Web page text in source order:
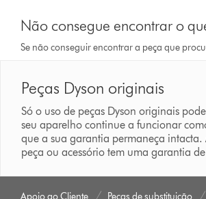
Não consegue encontrar o
Se não conseguir encontrar a peça que
Peças Dyson originais
Só o uso de peças Dyson originais
seu aparelho continue a funcionar
que a sua garantia permaneça intacta.
peça ou acessório tem uma garantia
Apoio ao Cliente Peças de substituição